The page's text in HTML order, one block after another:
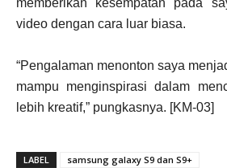
memberikan kesempatan pada
video dengan cara luar biasa.
“Pengalaman menonton saya
mampu menginspirasi dalam
lebih kreatif,” pungkasnya. [KM-03]
LABEL samsung galaxy S9 dan S9+